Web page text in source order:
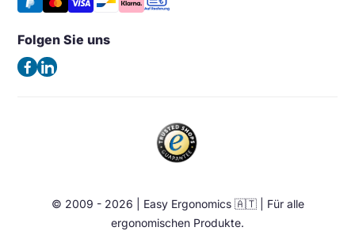
Häufig gestellte Fragen – FAQ
Allgemeine Geschäftsbedingungen
Datenschutzerklärung
Beleuchtung
Ergonomische Bürostuhl
Übrige
Kaiserswerther Str. 115
Deutschland
(Keine Besuchsadresse)
info@easy-ergonomics.at
Folgen Sie uns
© 2009 - 2026 | Easy Ergonomics 🇦🇹 | Für alle
ergonomischen Produkte.